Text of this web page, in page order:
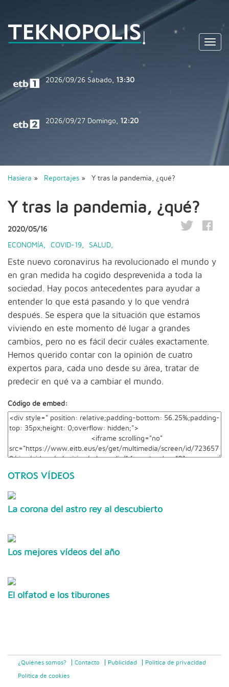
2026/09/26 Sábado, 13:30
2026/09/27 Domingo, 12:20
Hasiera » Reportajes » Y tras la pandemia, ¿qué?
Y tras la pandemia, ¿qué?
2020/05/16
ECONOMÍA COVID-19 SALUD
Este nuevo coronavirus ha revolucionado el mundo y
en gran medida ha cogido desprevenida a toda la
sociedad. Hay pocos antecedentes para ayudar a
entender lo que está pasando y lo que vendrá
después. Se espera que la situación que estamos
viviendo en este momento dé lugar a grandes
cambios, pero no es fácil decir cuáles exactamente.
Hemos querido contar con la opinión de cuatro
expertos para, cada uno desde su área, tratar de
predecir en qué va a cambiar el mundo.
Código de embed:
OTROS VÍDEOS
La corona del astro rey al descubierto
Los mejores vídeos del año
El olfatod e los tiburones
¿Quiénes somos? Contacto Publicidad Politica de privacidad
Política de cookies